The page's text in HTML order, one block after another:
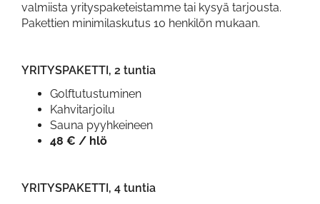
valmiista yrityspaketeistamme tai kysyä tarjousta.
Pakettien minimilaskutus 10 henkilön mukaan.
YRITYSPAKETTI, 2 tuntia
Golftutustuminen
Kahvitarjoilu
Sauna pyyhkeineen
48 € / hlö
YRITYSPAKETTI, 4 tuntia